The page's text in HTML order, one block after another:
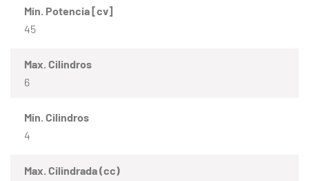
Mín. Potencia [cv]
45
Max. Cilindros
6
Mín. Cilindros
4
Max. Cilindrada (cc)